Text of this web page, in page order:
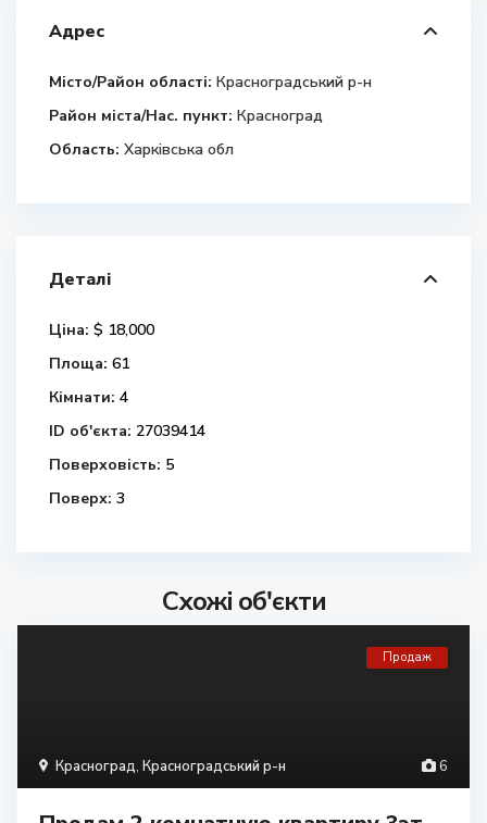
Адрес
Місто/Район області: Красноградський р-н
Район міста/Нас. пункт: Красноград
Область: Харківська обл
Деталі
Ціна: $ 18,000
Площа: 61
Кімнати: 4
ID об'єкта: 27039414
Поверховість: 5
Поверх: 3
Схожі об'єкти
6
Красноград, Красноградський р-н
Продаж